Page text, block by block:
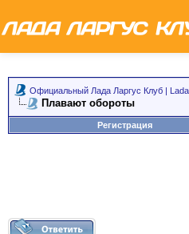
Официальный Лада Ларгус Клуб |
Плавают обороты
Регистрация